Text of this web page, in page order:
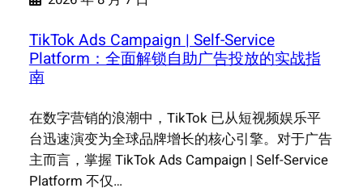
TikTok Ads Campaign | Self-Service
Platform：全面解锁自助广告投放的实战指
南
在数字营销的浪潮中，TikTok 已从短视频娱乐平
台迅速演变为全球品牌增长的核心引擎。对于广告
主而言，掌握 TikTok Ads Campaign | Self-Service
Platform 不仅…